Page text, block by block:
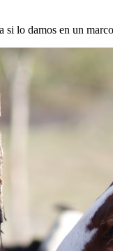
lo damos en un